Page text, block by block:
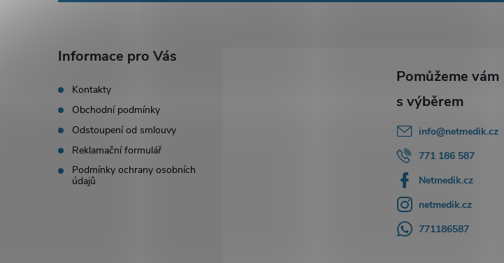
Informace pro Vás
Kontakty
Obchodní podmínky
Odstoupení od smlouvy
Reklamační formulář
Podmínky ochrany osobních
údajů
info@netmedik.cz
771 186 587
Netmedik.cz
netmedik.cz
771186587